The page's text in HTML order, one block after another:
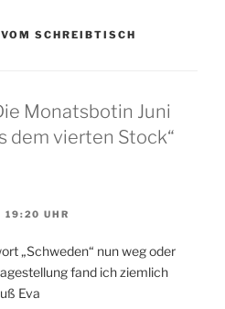
VOM SCHREIBTISCH
Monatsbotin Juni
dem vierten Stock“
19:20 UHR
„Schweden“ nun weg oder
fand ich ziemlich
Eva